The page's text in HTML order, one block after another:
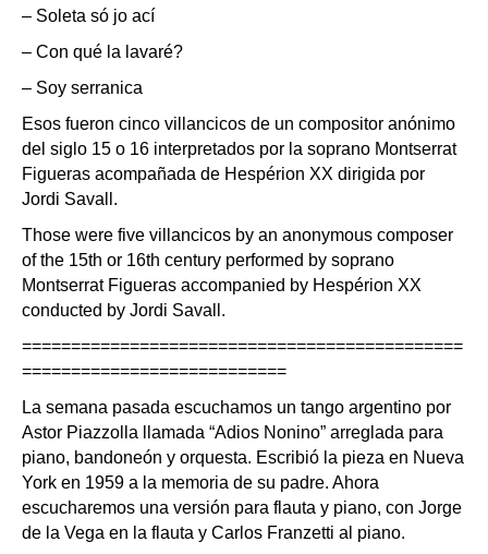
– Soleta só jo ací
– Con qué la lavaré?
– Soy serranica
Esos fueron cinco villancicos de un compositor anónimo
del siglo 15 o 16 interpretados por la soprano Montserrat
Figueras acompañada de Hespérion XX dirigida por
Jordi Savall.
Those were five villancicos by an anonymous composer
of the 15th or 16th century performed by soprano
Montserrat Figueras accompanied by Hespérion XX
conducted by Jordi Savall.
=============================================
===========================
La semana pasada escuchamos un tango argentino por
Astor Piazzolla llamada “Adios Nonino” arreglada para
piano, bandoneón y orquesta. Escribió la pieza en Nueva
York en 1959 a la memoria de su padre. Ahora
escucharemos una versión para flauta y piano, con Jorge
de la Vega en la flauta y Carlos Franzetti al piano.